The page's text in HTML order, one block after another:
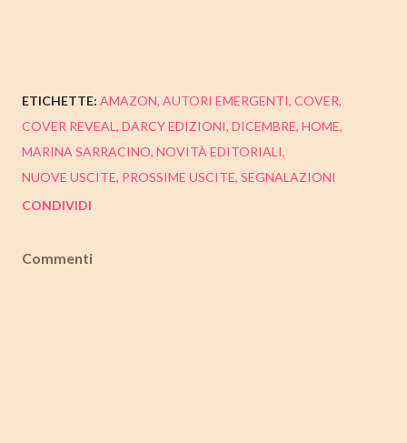
ETICHETTE: AMAZON AUTORI EMERGENTI COVER
COVER REVEAL
DARCY EDIZIONI DICEMBRE HOME
MARINA SARRACINO NOVITÀ EDITORIALI
NUOVE USCITE PROSSIME USCITE SEGNALAZIONI
CONDIVIDI
Commenti